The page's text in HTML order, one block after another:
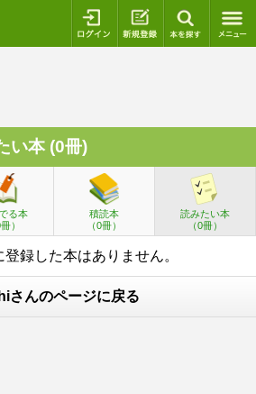
ログイン 新規登録
い本 (0冊)
る本
冊）
積読本
（0冊）
読みたい本
（0冊）
録した本はありません。
さんのページに戻る